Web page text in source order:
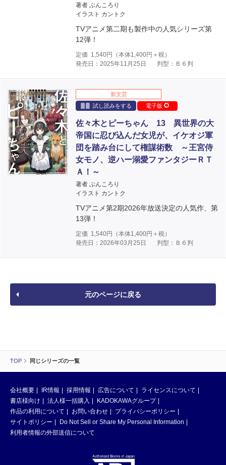
TOP 同じシリーズの一覧
著者 ぶんころり
イラスト カントク
TVアニメ第二期も製作中の人気シリーズ第
12弾！
定価 1,540円（本体1,400円＋税）
発売日：2025年11月25日
判型：Ｂ６判
新文芸
試し読みをする
電子版
佐々木とピーちゃん 13 異世界の大
帝国に忍び込んだ女児が、イケオジ軍
団を踏み台にして権謀術数 ～王宮侍
女モノ、逆ハー溺愛ファンタジーＲＴ
Ａ！～
著者 ぶんころり
イラスト カントク
TVアニメ第2期2026年放送決定の人気作、第
13弾！
定価 1,540円（本体1,400円＋税）
発売日：2026年03月25日
判型：Ｂ６判
元のページに戻る
会社概要 IR情報 採用情報 広告について
ライセンスについて
書店様向け
法人様一括購入
KADOKAWAグループ
作品の利用について
お問い合わせ
プライバシーポリシー
サイトポリシー
Do Not Sell or Share My Personal Information
利用者情報の外部送信について